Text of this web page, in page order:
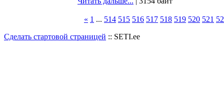
« 1 ... 514 515 516 517 518 519 520 521
Сделать стартовой страницей :: SETI.ee